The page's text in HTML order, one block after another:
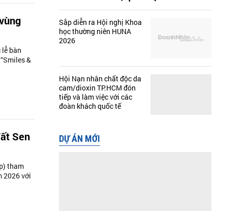
bàn
&
Sen
tham
2026 với
Sắp diễn ra Hội nghị Khoa
học thường niên HUNA
2026
Hội Nạn nhân chất độc da
cam/dioxin TP.HCM đón
tiếp và làm việc với các
đoàn khách quốc tế
DỰ ÁN MỚI